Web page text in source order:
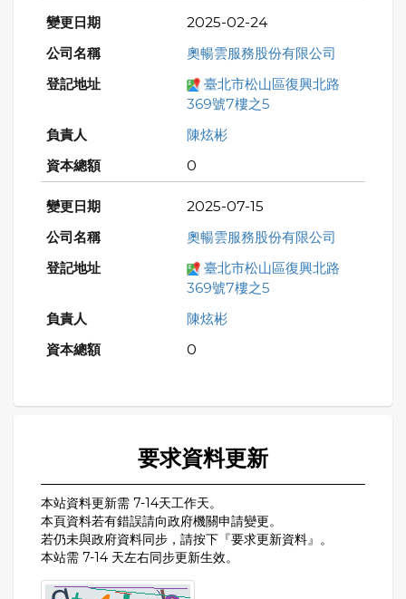
2025-02-24
奧暢雲服務股份有限公司
臺北市松山區復興北路
369號7樓之5
陳炫彬
0
2025-07-15
奧暢雲服務股份有限公司
臺北市松山區復興北路
369號7樓之5
陳炫彬
0
要求資料更新
本站資料更新需 7-14天工作天。
本頁資料若有錯誤請向政府機關申請變更。
若仍未與政府資料同步，請按下『要求更新資料』。
本站需 7-14 天左右同步更新生效。